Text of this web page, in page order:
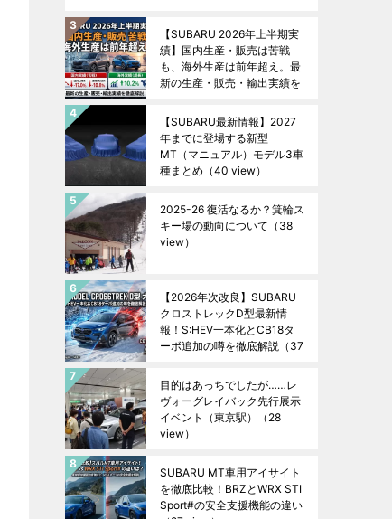
【SUBARU 2026年上半期実
績】国内生産・販売は苦戦
も、海外生産は前年超え。最
新の生産・販売・輸出実績を
【SUBARU最新情報】2027
年までに登場する新型
MT（マニュアル）モデル3車
種まとめ （40 view）
2025-26 復活なるか？箕輪ス
キー場の動向について （38
view）
【2026年次改良】SUBARU
クロストレックD型最新情
報！S:HEV一本化とCB18タ
ーボ追加の噂を徹底解説 （37
目的はあっちでしたが……レ
ヴォーグレイバック先行展示
イベント（東京駅）
（28
view）
SUBARU MT車用アイサイト
を徹底比較！BRZとWRX STI
Sport#の安全支援機能の違い